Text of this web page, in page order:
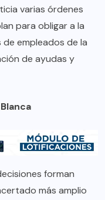
varias órdenes
para obligar a la
empleados de la
de ayudas y
forman
más amplio